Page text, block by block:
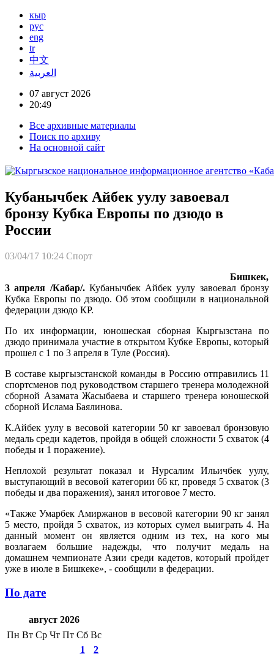
кыр
рус
eng
tr
中文
العربية
07 август 2026
20:49
Все архивные материалы
Поиск по архиву
На основной сайт
Кубанычбек Айбек уулу завоевал
бронзу Кубка Европы по дзюдо в
России
03/04/17 10:24 Спорт
Бишкек,
3 апреля /Кабар/. Кубанычбек Айбек уулу завоевал бронзу
Кубка Европы по дзюдо. Об этом сообщили в национальной
федерации дзюдо КР.
По их информации, юношеская сборная Кыргызстана по
дзюдо принимала участие в открытом Кубке Европы, который
прошел с 1 по 3 апреля в Туле (Россия).
В составе кыргызстанской команды в Россию отправились 11
спортсменов под руководством старшего тренера молодежной
сборной Азамата Жасыбаева и старшего тренера юношеской
сборной Ислама Баялинова.
К.Айбек уулу в весовой категории 50 кг завоевал бронзовую
медаль среди кадетов, пройдя в общей сложности 5 схваток (4
победы и 1 поражение).
Неплохой результат показал и Нурсалим Ильичбек уулу,
выступающий в весовой категории 66 кг, проведя 5 схваток (3
победы и два поражения), занял итоговое 7 место.
«Также Умарбек Амиржанов в весовой категории 90 кг занял
5 место, пройдя 5 схваток, из которых сумел выиграть 4. На
данный момент он является одним из тех, на кого мы
возлагаем большие надежды, что получит медаль на
домашнем чемпионате Азии среди кадетов, который пройдет
уже в июле в Бишкеке», - сообщили в федерации.
По дате
август 2026
Пн Вт Ср Чт Пт Сб Вс
1
2